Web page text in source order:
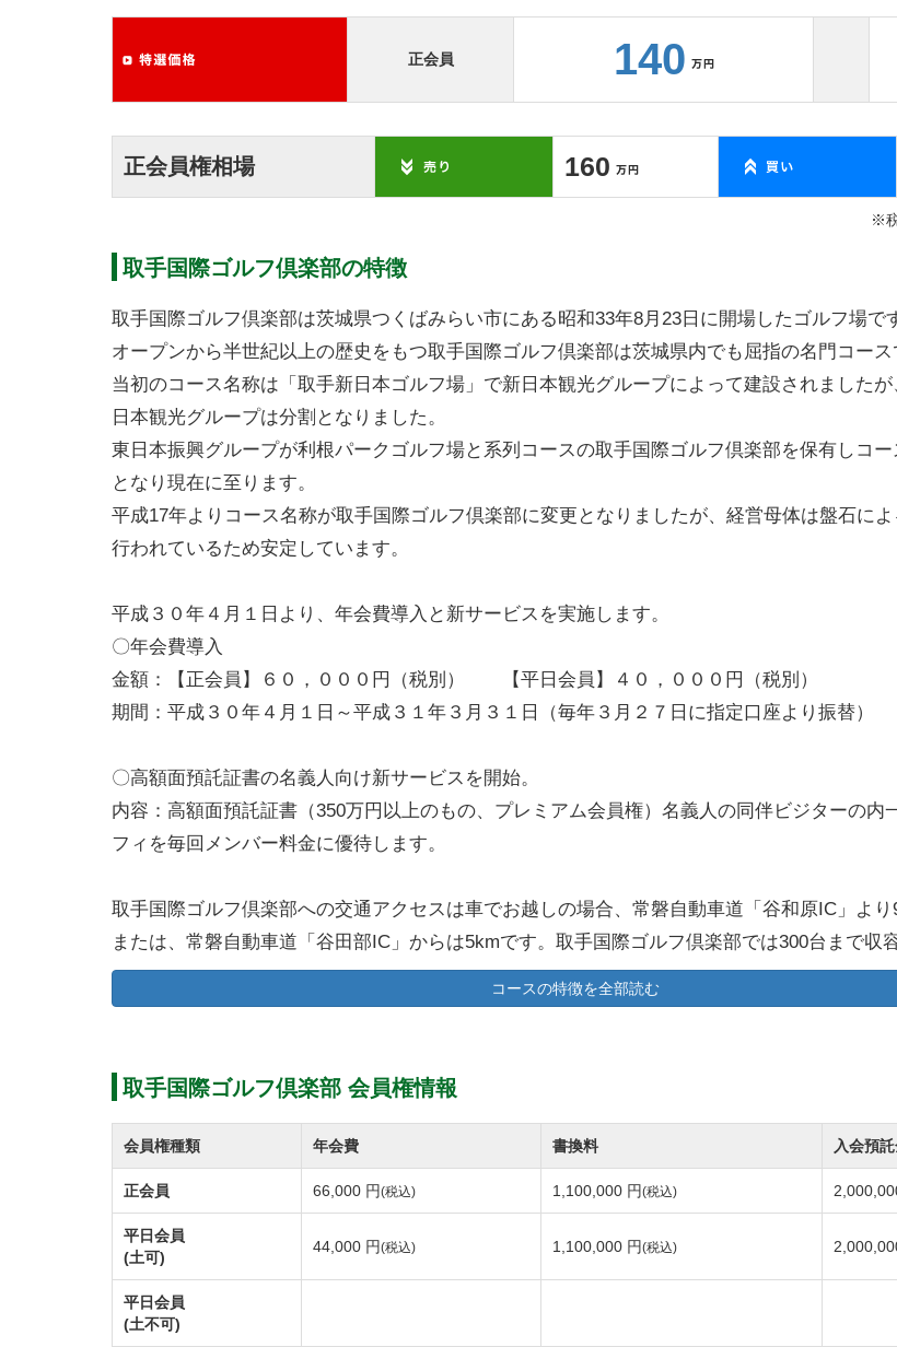
正会員 140
正会員権相場 160
※
取手国際ゴルフ倶楽部の特徴
取手国際ゴルフ倶楽部は茨城県つくばみらい市にある昭和33年8月23日に開場したゴルフ場で
オープンから半世紀以上の歴史をもつ取手国際ゴルフ倶楽部は茨城県内でも屈指の名門コース
当初のコース名称は「取手新日本ゴルフ場」で新日本観光グループによって建設されました
日本観光グループは分割となりました。
東日本振興グループが利根パークゴルフ場と系列コースの取手国際ゴルフ倶楽部を保有しコー
となり現在に至ります。
平成17年よりコース名称が取手国際ゴルフ倶楽部に変更となりましたが、経営母体は盤石に
行われているため安定しています。
平成３０年４月１日より、年会費導入と新サービスを実施します。
〇年会費導入
金額：【正会員】６０，０００円（税別） 【平日会員】４０，０００円（税別）
期間：平成３０年４月１日～平成３１年３月３１日（毎年３月２７日に指定口座より振替）
〇高額面預託証書の名義人向け新サービスを開始。
内容：高額面預託証書（350万円以上のもの、プレミアム会員権）名義人の同伴ビジターの内
フィを毎回メンバー料金に優待します。
取手国際ゴルフ倶楽部への交通アクセスは車でお越しの場合、常磐自動車道「谷和原IC」より
または、常磐自動車道「谷田部IC」からは5kmです。取手国際ゴルフ倶楽部では300台まで収
完備しています。
電車をご利用の場合はつくばエクスプレス「みらい平駅」が最寄りとなり、駅から無料送迎
なお、送迎タクシーはみらい平駅の正面ロータリーから乗車できますのでぜひご利用ください
車・電車でも首都圏から60分ほどでティーアップできる取手国際ゴルフ倶楽部は便利な立地条
取手国際ゴルフ倶楽部は総面積132万平方メートルの雄大な敷地内に配置された東コース・西
ルを有する大型ゴルフ場です。
樹齢を重ねた松林にセパレートされた重厚感のある林間コースでティグラウンドからグリーン
ホールが多く、気持ち良くロングドライブを楽しむことができます。
フェアウェイはフラットで広々としていますが、要所で微妙なアンジュレーションが施されて
グリーンはベントと高麗の2グリーン制で、コース設計は佐々木真太郎氏で新日本観光グルー
コースの特徴を全部読む
取手国際ゴルフ倶楽部 会員権情報
会員権種類 年会費 書換料 入会預
正会員 66,000 円(税込) 1,100,000 円(税込)
平日会員
(土可)
44,000 円(税込) 1,100,000 円(税込)
平日会員
(土不可)